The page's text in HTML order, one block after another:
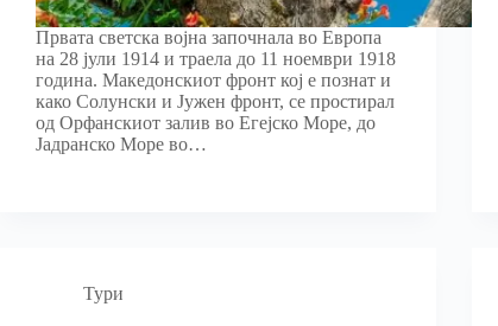
Првата светска војна започнала во Европа
на 28 јули 1914 и траела до 11 ноември 1918
година. Македонскиот фронт кој е познат и
како Солунски и Јужен фронт, се простирал
од Орфанскиот залив во Егејско Море, до
Јадранско Mоре во…
Тури